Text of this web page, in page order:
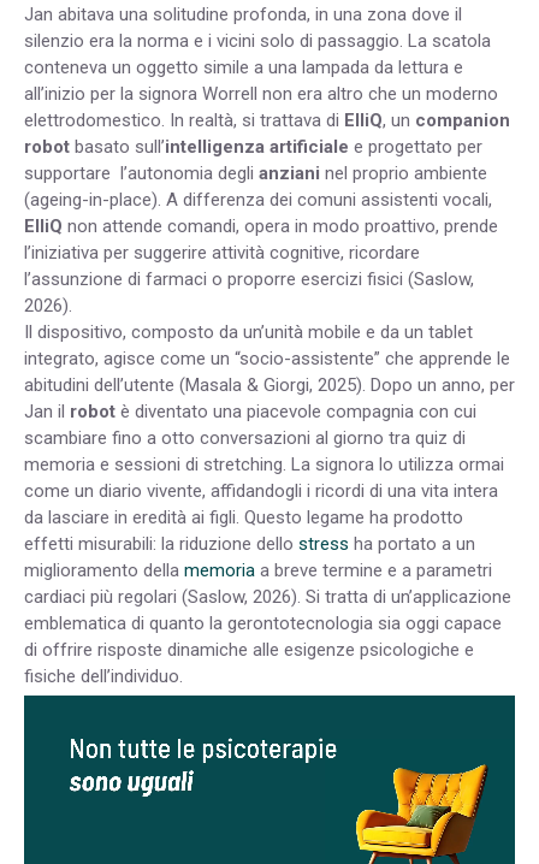
Jan abitava una solitudine profonda, in una zona dove il
silenzio era la norma e i vicini solo di passaggio. La scatola
conteneva un oggetto simile a una lampada da lettura e
all’inizio per la signora Worrell non era altro che un moderno
elettrodomestico. In realtà, si trattava di ElliQ, un companion
robot basato sull’intelligenza artificiale e progettato per
supportare l’autonomia degli anziani nel proprio ambiente
(ageing-in-place). A differenza dei comuni assistenti vocali,
ElliQ non attende comandi, opera in modo proattivo, prende
l’iniziativa per suggerire attività cognitive, ricordare
l’assunzione di farmaci o proporre esercizi fisici (Saslow,
2026).
Il dispositivo, composto da un’unità mobile e da un tablet
integrato, agisce come un “socio-assistente” che apprende le
abitudini dell’utente (Masala & Giorgi, 2025). Dopo un anno, per
Jan il robot è diventato una piacevole compagnia con cui
scambiare fino a otto conversazioni al giorno tra quiz di
memoria e sessioni di stretching. La signora lo utilizza ormai
come un diario vivente, affidandogli i ricordi di una vita intera
da lasciare in eredità ai figli. Questo legame ha prodotto
effetti misurabili: la riduzione dello stress ha portato a un
miglioramento della memoria a breve termine e a parametri
cardiaci più regolari (Saslow, 2026). Si tratta di un’applicazione
emblematica di quanto la gerontotecnologia sia oggi capace
di offrire risposte dinamiche alle esigenze psicologiche e
fisiche dell’individuo.